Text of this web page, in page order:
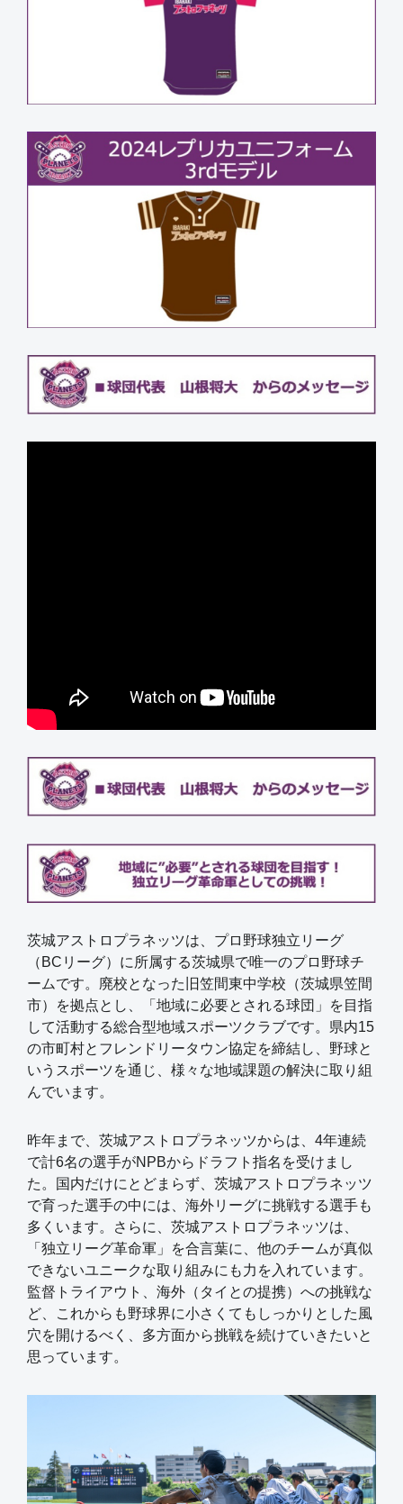
茨城アストロプラネッツは、プロ野球独立リーグ
（BCリーグ）に所属する茨城県で唯一のプロ野球チ
ームです。廃校となった旧笠間東中学校（茨城県笠間
市）を拠点とし、「地域に必要とされる球団」を目指
して活動する総合型地域スポーツクラブです。県内15
の市町村とフレンドリータウン協定を締結し、野球と
いうスポーツを通じ、様々な地域課題の解決に取り組
んでいます。
昨年まで、茨城アストロプラネッツからは、4年連続
で計6名の選手がNPBからドラフト指名を受けまし
た。国内だけにとどまらず、茨城アストロプラネッツ
で育った選手の中には、海外リーグに挑戦する選手も
多くいます。さらに、茨城アストロプラネッツは、
「独立リーグ革命軍」を合言葉に、他のチームが真似
できないユニークな取り組みにも力を入れています。
監督トライアウト、海外（タイとの提携）への挑戦な
ど、これからも野球界に小さくてもしっかりとした風
穴を開けるべく、多方面から挑戦を続けていきたいと
思っています。